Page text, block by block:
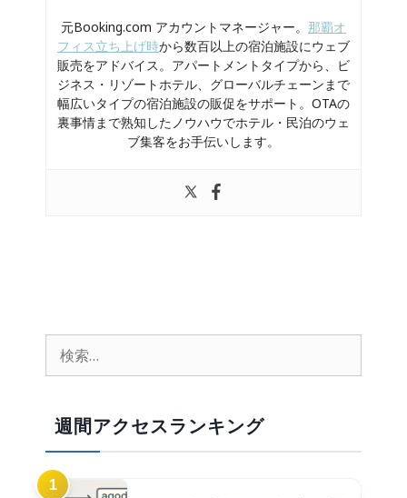
元Booking.com アカウントマネージャー。 那覇オ
フィス立ち上げ時から数百以上の宿泊施設にウェブ
販売をアドバイス。アパートメントタイプから、ビ
ジネス・リゾートホテル、グローバルチェーンまで
幅広いタイプの宿泊施設の販促をサポート。OTAの
裏事情まで熟知したノウハウでホテル・民泊のウェ
ブ集客をお手伝いします。
週間アクセスランキング